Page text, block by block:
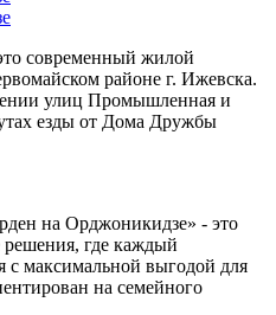
современный жилой
районе г. Ижевска.
улиц Промышленная и
езды от Дома Дружбы
на Орджоникидзе» - это
где каждый
с максимальной выгодой для
на семейного